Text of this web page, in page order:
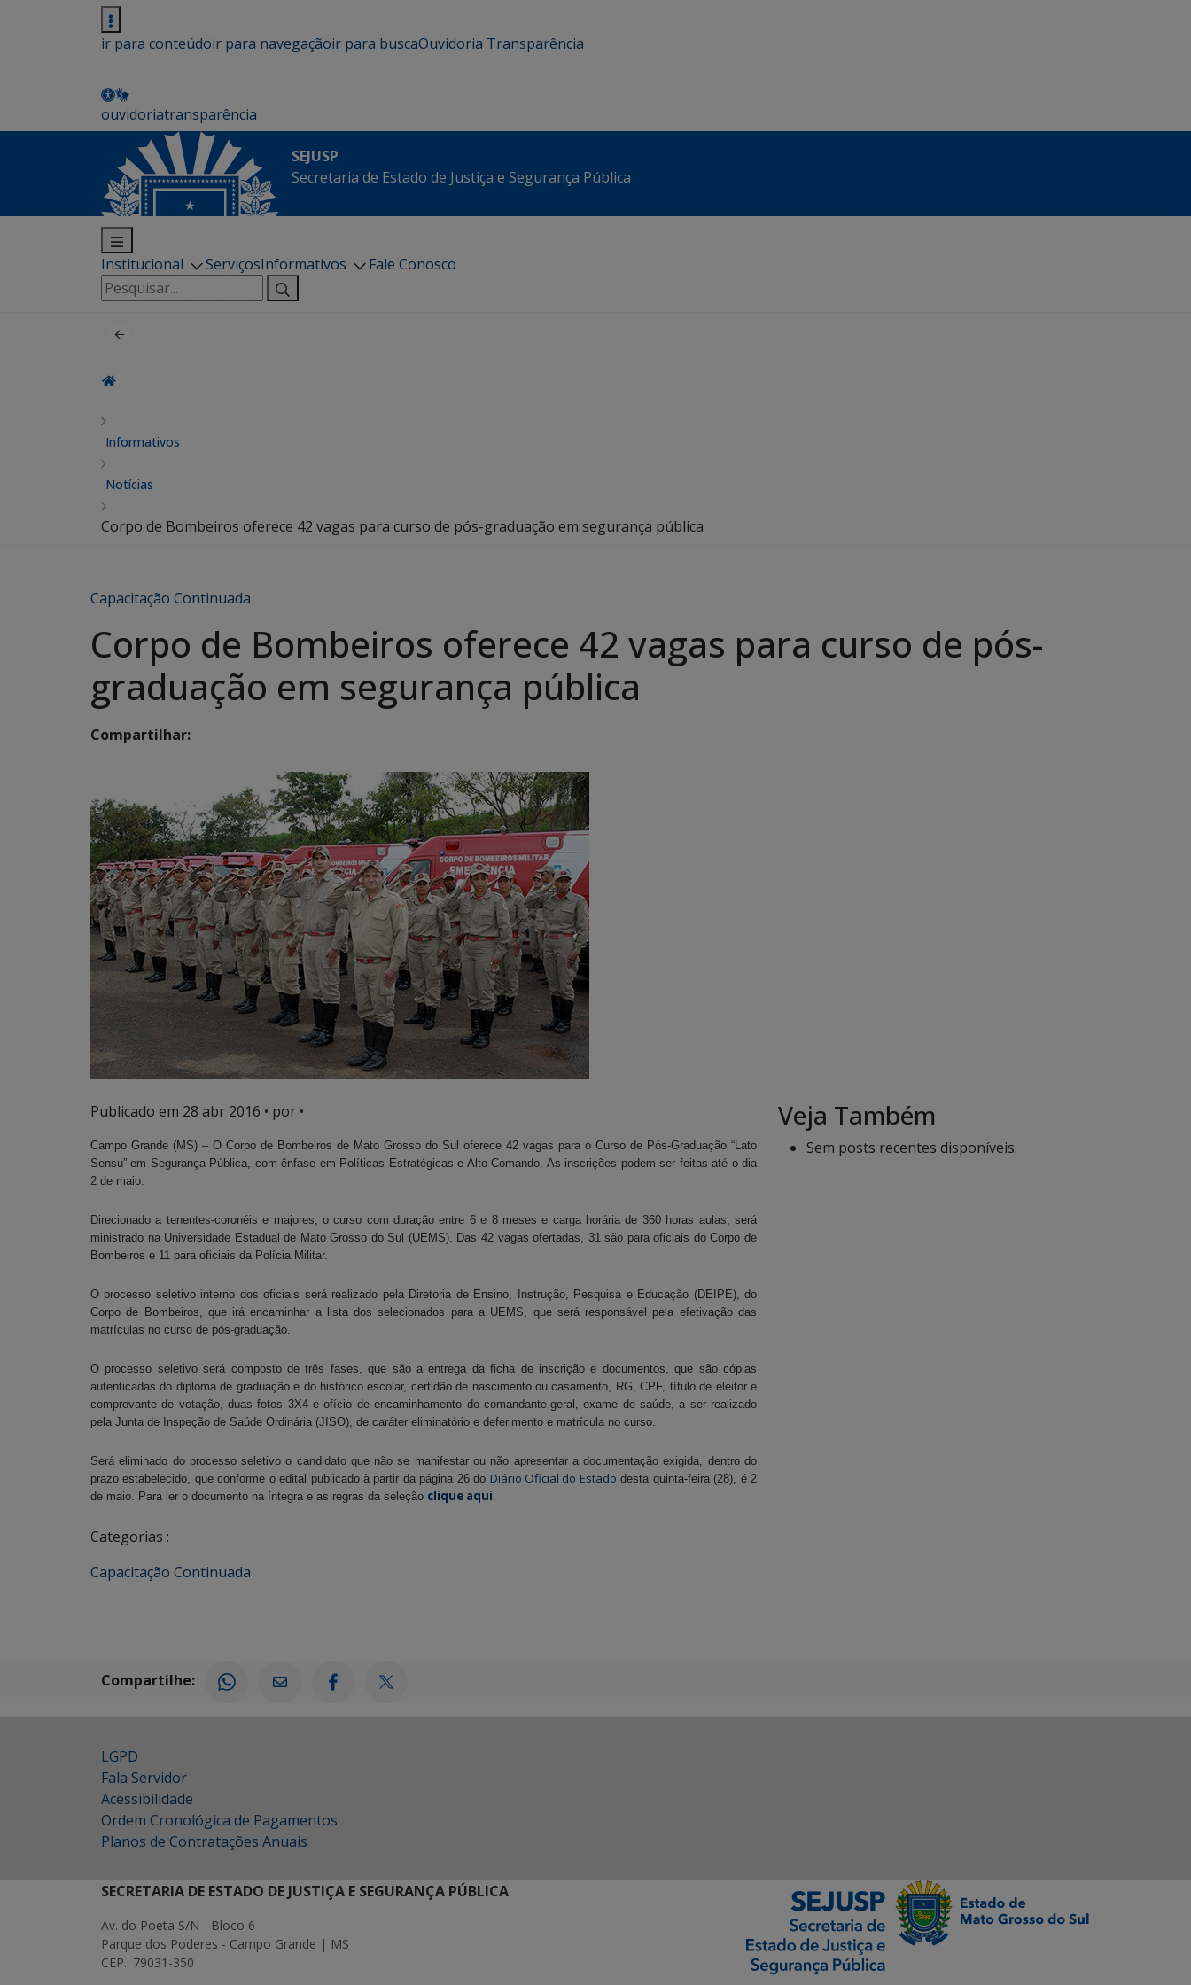
ir para conteúdoir para navegaçãoir para buscaOuvidoria Transparência
ouvidoriatransparência
SEJUSP
Secretaria de Estado de Justiça e Segurança Pública
Institucional ServiçosInformativos
Fale Conosco
Pesquisar
por:
Informativos
Notícias
Corpo de Bombeiros oferece 42 vagas para curso de pós-graduação em segurança pública
Capacitação Continuada
Corpo de Bombeiros oferece 42 vagas para curso de pós-
graduação em segurança pública
Compartilhar:
Publicado em 28 abr 2016 • por •
Campo Grande (MS) – O Corpo de Bombeiros de Mato Grosso do Sul oferece 42 vagas para o Curso de Pós-Graduação “Lato
Sensu” em Segurança Pública, com ênfase em Políticas Estratégicas e Alto Comando. As inscrições podem ser feitas até o dia
2 de maio.
Direcionado a tenentes-coronéis e majores, o curso com duração entre 6 e 8 meses e carga horária de 360 horas aulas, será
ministrado na Universidade Estadual de Mato Grosso do Sul (UEMS). Das 42 vagas ofertadas, 31 são para oficiais do Corpo de
Bombeiros e 11 para oficiais da Polícia Militar.
O processo seletivo interno dos oficiais será realizado pela Diretoria de Ensino, Instrução, Pesquisa e Educação (DEIPE), do
Corpo de Bombeiros, que irá encaminhar a lista dos selecionados para a UEMS, que será responsável pela efetivação das
matrículas no curso de pós-graduação.
O processo seletivo será composto de três fases, que são a entrega da ficha de inscrição e documentos, que são cópias
autenticadas do diploma de graduação e do histórico escolar, certidão de nascimento ou casamento, RG, CPF, título de eleitor e
comprovante de votação, duas fotos 3X4 e ofício de encaminhamento do comandante-geral, exame de saúde, a ser realizado
pela Junta de Inspeção de Saúde Ordinária (JISO), de caráter eliminatório e deferimento e matrícula no curso.
Será eliminado do processo seletivo o candidato que não se manifestar ou não apresentar a documentação exigida, dentro do
prazo estabelecido, que conforme o edital publicado à partir da página 26 do Diário Oficial do Estado desta quinta-feira (28), é 2
de maio. Para ler o documento na íntegra e as regras da seleção clique aqui.
Categorias :
Capacitação Continuada
Veja Também
Sem posts recentes disponíveis.
Compartilhe:
LGPD
Fala Servidor
Acessibilidade
Ordem Cronológica de Pagamentos
Planos de Contratações Anuais
SECRETARIA DE ESTADO DE JUSTIÇA E SEGURANÇA PÚBLICA
Av. do Poeta S/N - Bloco 6
Parque dos Poderes - Campo Grande | MS
CEP.: 79031-350